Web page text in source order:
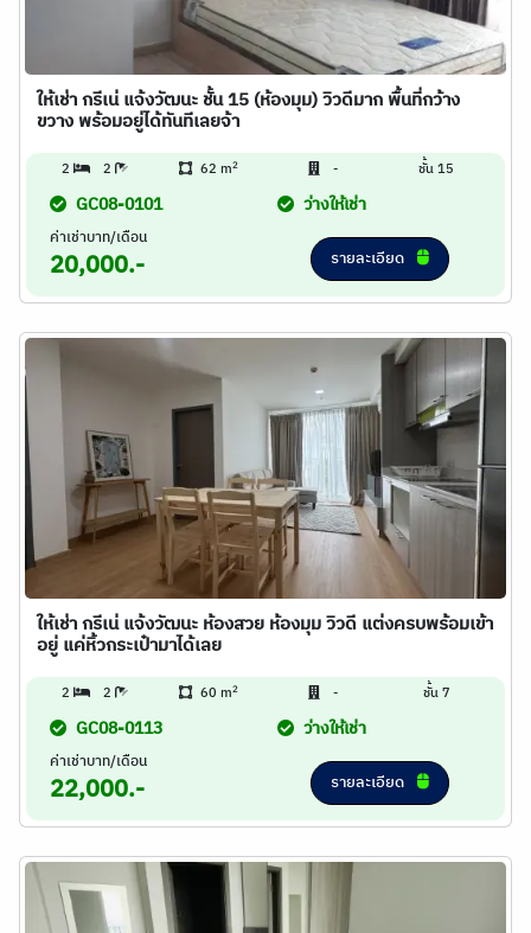
ให้เช่า กรีเน่ แจ้งวัฒนะ ชั้น 15 (ห้องมุม) วิวดีมาก พื้นที่กว้าง
ขวาง พร้อมอยู่ได้ทันทีเลยจ้า
2 2 62 m2 - ชั้น 15
GC08-0101 ว่างให้เช่า
ค่าเช่าบาท/เดือน
20,000.- รายละเอียด
ให้เช่า กรีเน่ แจ้งวัฒนะ ห้องสวย ห้องมุม วิวดี แต่งครบพร้อมเข้า
อยู่ แค่หิ้วกระเป๋ามาได้เลย
2 2 60 m2 - ชั้น 7
GC08-0113 ว่างให้เช่า
ค่าเช่าบาท/เดือน
22,000.- รายละเอียด